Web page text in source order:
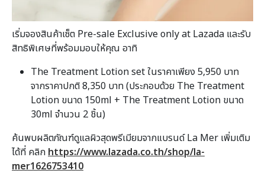
เริ่มจองสินค้าเซ็ต Pre-sale Exclusive only at Lazada และรับ
สิทธิพิเศษที่พร้อมมอบให้คุณ อาทิ
The Treatment Lotion set ในราคาเพียง 5,950 บาท
จากราคาปกติ 8,350 บาท (ประกอบด้วย The Treatment
Lotion ขนาด 150ml + The Treatment Lotion ขนาด
30ml จำนวน 2 ชิ้น)
ค้นพบผลิตภัณฑ์ดูแลผิวสุดพรีเมียมจากแบรนด์ La Mer เพิ่มเติม
ได้ที่ คลิก https://www.lazada.co.th/shop/la-
mer1626753410